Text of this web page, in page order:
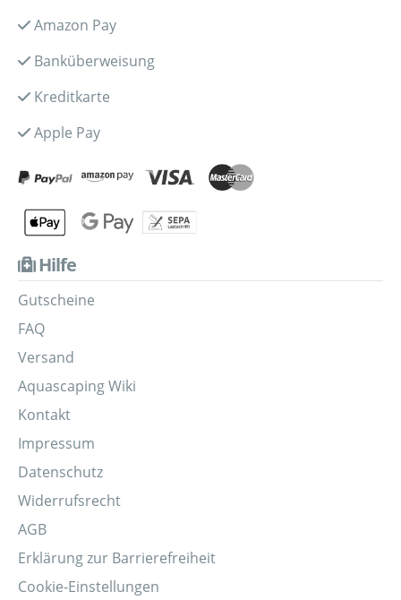
Amazon Pay
Banküberweisung
Kreditkarte
Apple Pay
Hilfe
Gutscheine
FAQ
Versand
Aquascaping Wiki
Kontakt
Impressum
Datenschutz
Widerrufsrecht
AGB
Erklärung zur Barrierefreiheit
Cookie-Einstellungen